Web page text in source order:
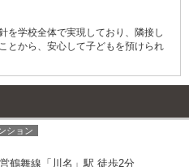
を学校全体で実現しており、隣接し
とから、安心して子どもを預けられ
ション
鶴舞線「川名」駅 徒歩2分